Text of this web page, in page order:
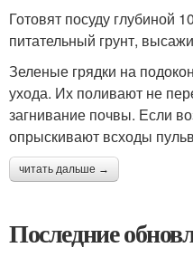
Готовят посуду глубиной
питательный грунт,
Зеленые грядки на
ухода. Их поливают не
загнивание почвы. Если
опрыскивают всходы
читать дальше →
Последние